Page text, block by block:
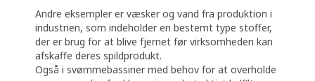
Andre eksempler er væsker og vand fra produktion i
industrien, som indeholder en bestemt type stoffer,
der er brug for at blive fjernet før virksomheden kan
afskaffe deres spildprodukt.
Også i svømmebassiner med behov for at overholde